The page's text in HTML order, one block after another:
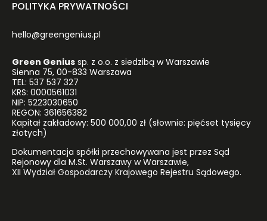
POLITYKA PRYWATNOŚCI
hello@greengenius.pl
Green Genius sp. z o.o. z siedzibą w Warszawie
Sienna 75, 00-833 Warszawa
TEL: 537 537 327
KRS: 0000561031
NIP: 5223030650
REGON: 361656382
Kapitał zakładowy: 500 000,00 zł (słownie: pięćset tysięcy
złotych)
Dokumentacja spółki przechowywana jest przez Sąd
Rejonowy dla M.St. Warszawy w Warszawie,
XII Wydział Gospodarczy Krajowego Rejestru Sądowego.